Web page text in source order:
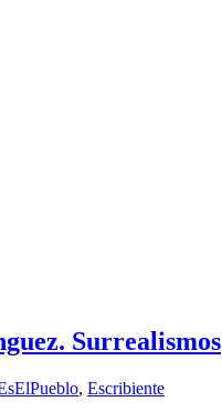
Surrealismos
, Escribiente